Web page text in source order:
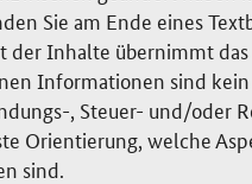
Sie am Ende eines
Inhalte übernimmt das
Informationen sind
, Steuer- und/oder
Orientierung, welche
sind.